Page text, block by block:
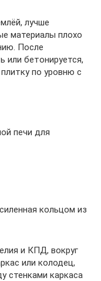
лучше
материалы плохо
После
или бетонируется,
по уровню с
печи для
кольцом из
и КПД, вокруг
или колодец,
стенками каркаса